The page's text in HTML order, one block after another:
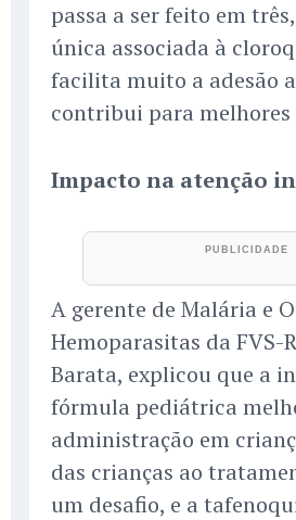
passa a ser feito em
única associada à
facilita muito a adesão
contribui para melhores
Impacto na atenção
A gerente de Malária e
Hemoparasitas da FVS-
Barata, explicou que a
fórmula pediátrica
administração em
das crianças ao
um desafio, e a